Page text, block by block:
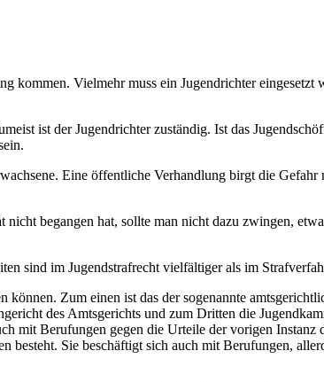
kommen. Vielmehr muss ein Jugendrichter eingesetzt
ist der Jugendrichter zuständig. Ist das
Eine öffentliche Verhandlung birgt die
begangen hat, sollte man nicht dazu zwingen,
sind im Jugendstrafrecht vielfältiger als im
Zum einen ist das der sogenannte
des Amtsgerichts und zum Dritten die
mit Berufungen gegen die Urteile der vorigen Instanz
Sie beschäftigt sich auch mit Berufungen,